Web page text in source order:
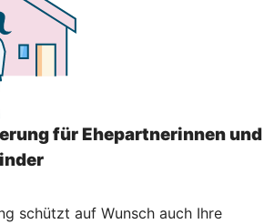
für Ehepartnerinnen und
schützt auf Wunsch auch Ihre